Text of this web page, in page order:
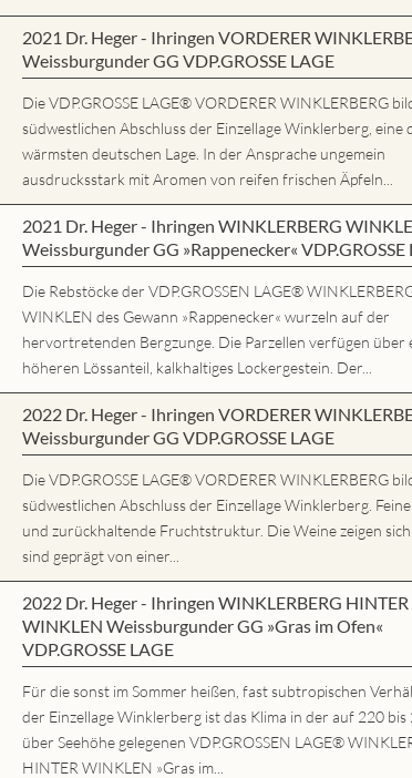
2021 Dr. Heger - Ihringen VORDERER
Weissburgunder GG VDP.GROSSE LAGE
Die VDP.GROSSE LAGE® VORDERER WINKLERBERG
südwestlichen Abschluss der Einzellage Winklerberg, eine
wärmsten deutschen Lage. In der Ansprache ungemein
ausdrucksstark mit Aromen von reifen frischen Äpfeln...
2021 Dr. Heger - Ihringen WINKLERBERG
Weissburgunder GG »Rappenecker« VDP.GROSSE
Die Rebstöcke der VDP.GROSSEN LAGE®
WINKLEN des Gewann »Rappenecker« wurzeln auf der
hervortretenden Bergzunge. Die Parzellen verfügen über
höheren Lössanteil, kalkhaltiges Lockergestein. Der...
2022 Dr. Heger - Ihringen VORDERER
Weissburgunder GG VDP.GROSSE LAGE
Die VDP.GROSSE LAGE® VORDERER WINKLERBERG
südwestlichen Abschluss der Einzellage Winklerberg.
und zurückhaltende Fruchtstruktur. Die Weine zeigen
sind geprägt von einer...
2022 Dr. Heger - Ihringen WINKLERBERG HINTER
WINKLEN Weissburgunder GG »Gras im Ofen«
VDP.GROSSE LAGE
Für die sonst im Sommer heißen, fast subtropischen
der Einzellage Winklerberg ist das Klima in der auf 220 bis
über Seehöhe gelegenen VDP.GROSSEN LAGE®
HINTER WINKLEN »Gras im...